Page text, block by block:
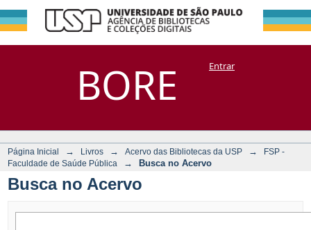
BORE
Busca no Acervo
DSpace/Manakin + CoriscoEntrar
Página Inicial → Livros → Acervo das Bibliotecas da USP →
FSP -
Faculdade de Saúde Pública
→ Busca no Acervo
Busca no Acervo